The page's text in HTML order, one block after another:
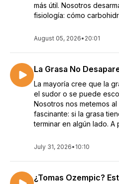
más útil. Nosotros
fisiología: cómo
August 05, 2026• 20:01
La Grasa No
La mayoría cree que la
el sudor o se puede
Nosotros nos metemos
fascinante: si la grasa
terminar en algún lado. A
July 31, 2026• 10:10
¿Tomas Ozempic?